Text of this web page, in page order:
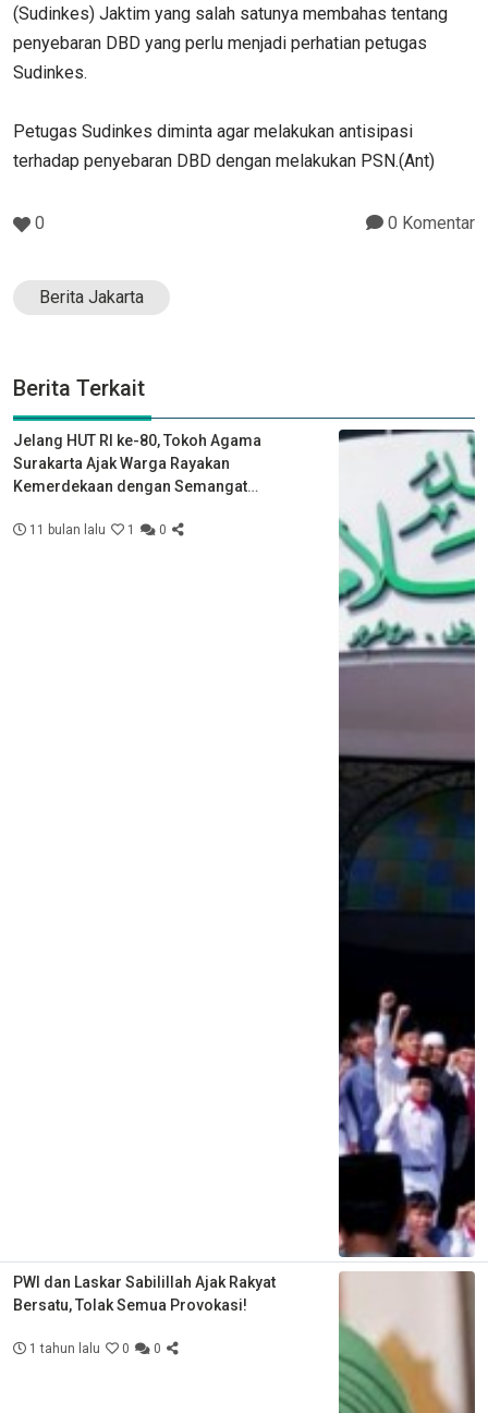
(Sudinkes) Jaktim yang salah satunya membahas tentang
penyebaran DBD yang perlu menjadi perhatian petugas
Sudinkes.
Petugas Sudinkes diminta agar melakukan antisipasi
terhadap penyebaran DBD dengan melakukan PSN.(Ant)
0 0 Komentar
Berita Jakarta
Berita Terkait
Jelang HUT RI ke-80, Tokoh Agama
Surakarta Ajak Warga Rayakan
Kemerdekaan dengan Semangat
11 bulan lalu 1 0
PWI dan Laskar Sabilillah Ajak Rakyat
Bersatu, Tolak Semua Provokasi!
1 tahun lalu 0 0